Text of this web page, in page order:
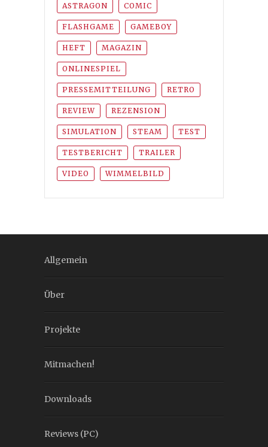
ASTRAGON COMIC
FLASHGAME GAMEBOY
HEFT MAGAZIN
ONLINESPIEL
PRESSEMITTEILUNG RETRO
REVIEW REZENSION
SIMULATION STEAM TEST
TESTBERICHT TRAILER
VIDEO WIMMELBILD
Allgemein
Über
Projekte
Mitmachen!
Downloads
Reviews (PC)